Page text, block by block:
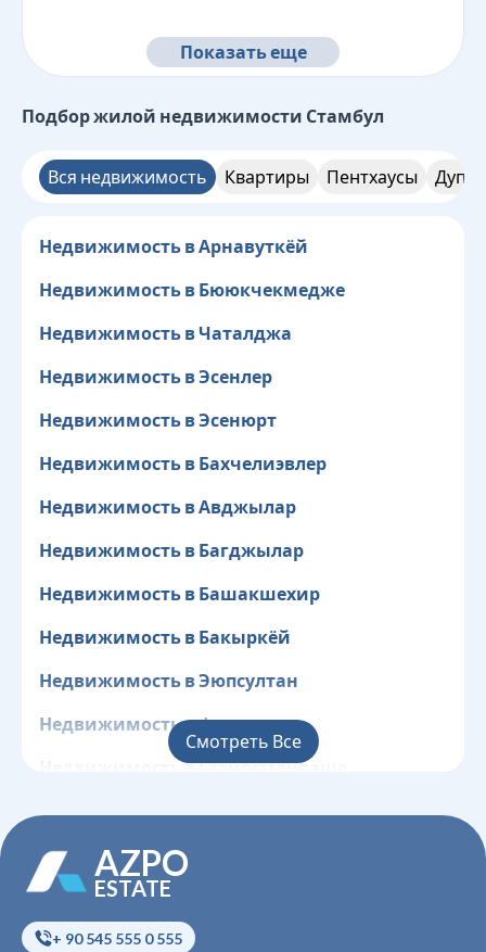
Показать еще
Подбор жилой недвижимости Стамбул
Вся недвижимость Квартиры Пентхаусы
Недвижимость в Арнавуткёй
Недвижимость в Бююкчекмедже
Недвижимость в Чаталджа
Недвижимость в Эсенлер
Недвижимость в Эсенюрт
Недвижимость в Бахчелиэвлер
Недвижимость в Авджылар
Недвижимость в Багджылар
Недвижимость в Башакшехир
Недвижимость в Бакыркёй
Недвижимость в Эюпсултан
Недвижимость в Фатих
Недвижимость в Газиосманпаша
Недвижимость в Гюнгёрен
Недвижимость в Кагытхане
Недвижимость в Кючюкчекмедже
Недвижимость в Бейоглу
Смотреть Все
AZPO
ESTATE
+ 90 545 555 0 555